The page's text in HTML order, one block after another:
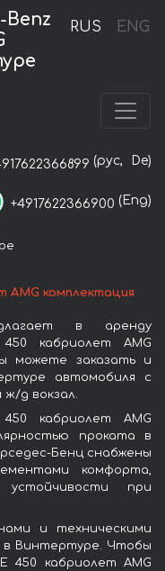
RUS ENG
(рус, De)
+4917622366900 (Eng)
AMG комплектация
в аренду
кабриолет AMG
можете заказать и
автомобиля с
д вокзал.
кабриолет AMG
проката в
Бенц снабжены
комфорта,
при
и техническими
в Винтертуре. Чтобы
450 кабриолет AMG